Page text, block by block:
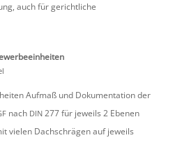
auch für gericht­liche
Aufmaß und Dokumen­ta­tion der
nach DIN277 für jeweils 2 Ebenen
vielen Dachschrägen auf jeweils